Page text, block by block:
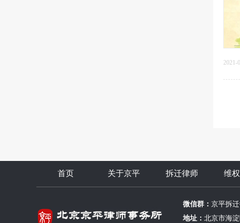
2021-
首页 关于京平 拆迁律师 维
微信群： 京平拆
地址： 北京市海